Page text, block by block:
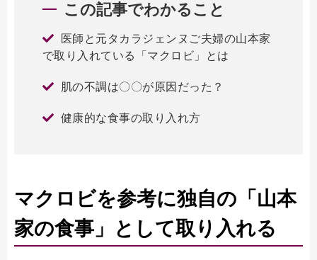
この記事でわかること
医師と元タカラジェンヌご夫婦の山本家
で取り入れている「マクロビ」とは
肌の不調は〇〇が原因だった？
健康的な食事の取り入れ方
マクロビを参考に独自の「山本
家の食事」として取り入れる